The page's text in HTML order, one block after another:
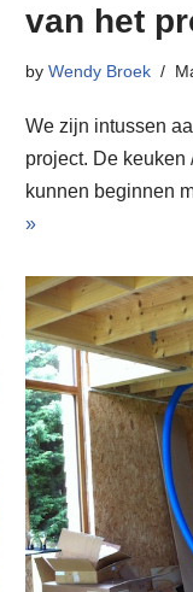
van het
by Wendy Broek
We zijn intussen
project. De keuken
kunnen beginnen
»